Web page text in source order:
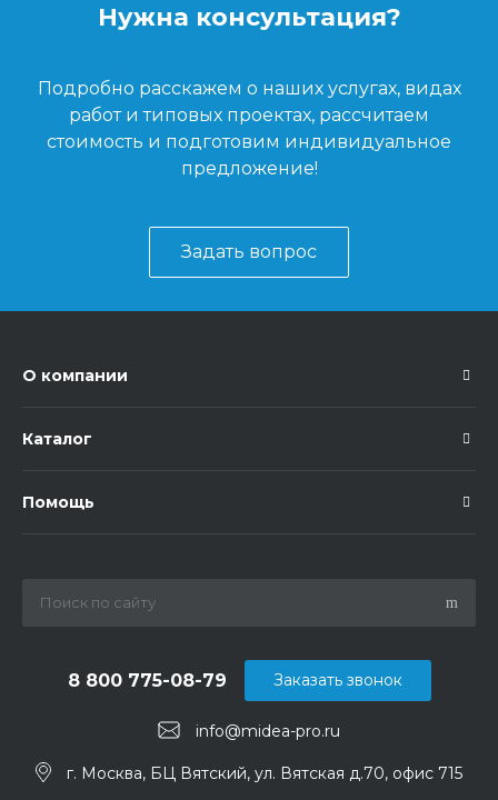
Нужна консультация?
Подробно расскажем о наших услугах, видах
работ и типовых проектах, рассчитаем
стоимость и подготовим индивидуальное
предложение!
Задать вопрос
О компании
Каталог
Помощь
info@midea-pro.ru
8 800 775-08-79
г. Москва, БЦ Вятский, ул. Вятская д.70, офис 715
Заказать звонок